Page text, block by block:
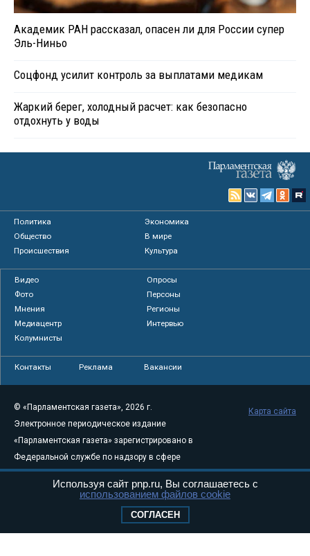
Академик РАН рассказал, опасен ли для России супер
Эль-Ниньо
Соцфонд усилит контроль за выплатами медикам
Жаркий берег, холодный расчет: как безопасно
отдохнуть у воды
Политика
Экономика
Общество
В мире
Происшествия
Культура
Видео
Опросы
Фото
Персоны
Мнения
Регионы
Медиацентр
Интервью
Колумнисты
Контакты Реклама Вакансии
© «Парламентская газета», 2026 г.
Электронное периодическое издание
«Парламентская газета» зарегистрировано в
Федеральной службе по надзору в сфере
связи, информационных технологий и
массовых коммуникаций (Роскомнадзор) 05
Свидетельство о регистрации Эл № ФС77-
Карта сайта
Используя сайт pnp.ru, Вы соглашаетесь с
использованием файлов cookie
СОГЛАСЕН